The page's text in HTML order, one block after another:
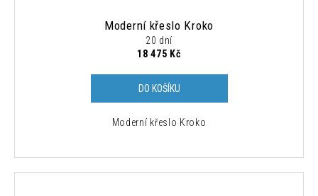
Moderní křeslo Kroko
20 dní
18 475 Kč
DO KOŠÍKU
Moderní křeslo Kroko